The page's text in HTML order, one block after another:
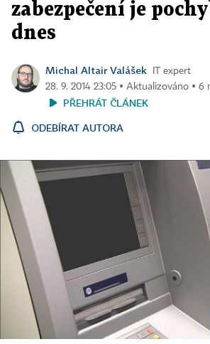
zabezpečení je
dnes
Michal Altair Valášek
IT expert
28. 9. 2014 23:05 ▪ Aktualizováno ▪ 6
PŘEHRÁT ČLÁNEK
ODEBÍRAT AUTORA